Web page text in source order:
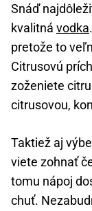
Snáď
kvalitná vodka
pretože to
Citrusovú
zoženiete
citrusovou,
Taktiež aj
viete zohnať
tomu nápoj
chuť.